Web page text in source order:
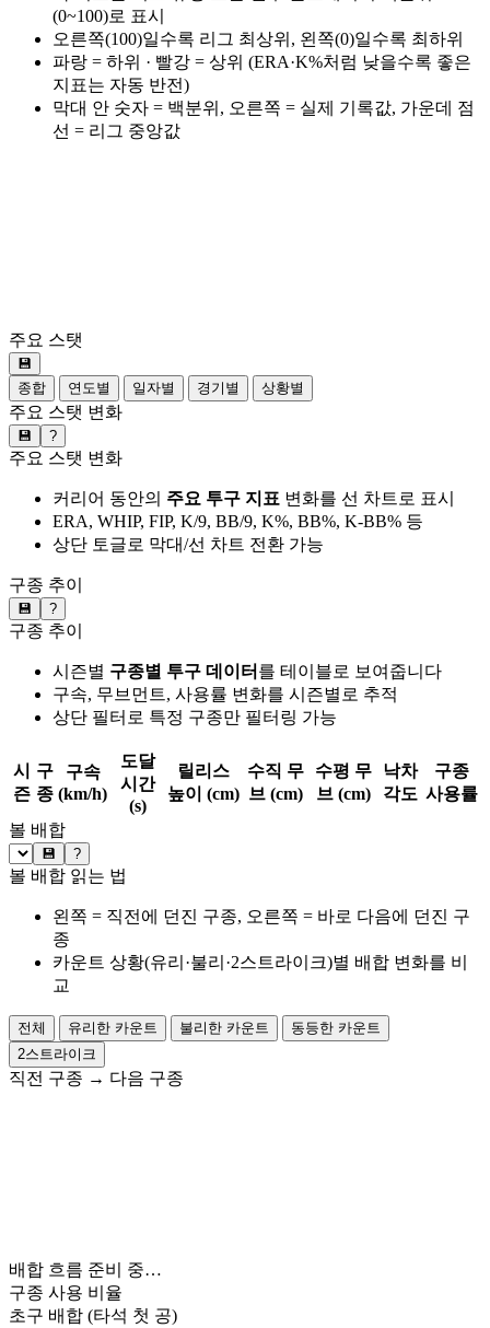
(0~100)로 표시
오른쪽(100)일수록 리그 최상위, 왼쪽(0)일수록 최하위
파랑 = 하위 · 빨강 = 상위 (ERA·K%처럼 낮을수록 좋은
지표는 자동 반전)
막대 안 숫자 = 백분위, 오른쪽 = 실제 기록값, 가운데 점
선 = 리그 중앙값
주요 스탯
💾
종합
연도별 일자별 경기별 상황별
주요 스탯 변화
💾 ?
주요 스탯 변화
커리어 동안의 주요 투구 지표 변화를 선 차트로 표시
ERA, WHIP, FIP, K/9, BB/9, K%, BB%, K-BB% 등
상단 토글로 막대/선 차트 전환 가능
구종 추이
💾 ?
구종 추이
시즌별 구종별 투구 데이터 를 테이블로 보여줍니다
구속, 무브먼트, 사용률 변화를 시즌별로 추적
상단 필터로 특정 구종만 필터링 가능
시
즌
구
종
구속
(km/h)
도달
시간
(s)
릴리스
높이 (cm)
수직 무
브 (cm)
수평 무
브 (cm)
낙차
각도
구종
사용률
볼 배합
💾 ?
볼 배합 읽는 법
왼쪽 = 직전에 던진 구종, 오른쪽 = 바로 다음에 던진 구
종
카운트 상황(유리·불리·2스트라이크)별 배합 변화를 비
교
전체 유리한 카운트 불리한 카운트
동등한 카운트
2스트라이크
직전 구종 → 다음 구종
배합 흐름 준비 중…
구종 사용 비율
초구 배합 (타석 첫 공)